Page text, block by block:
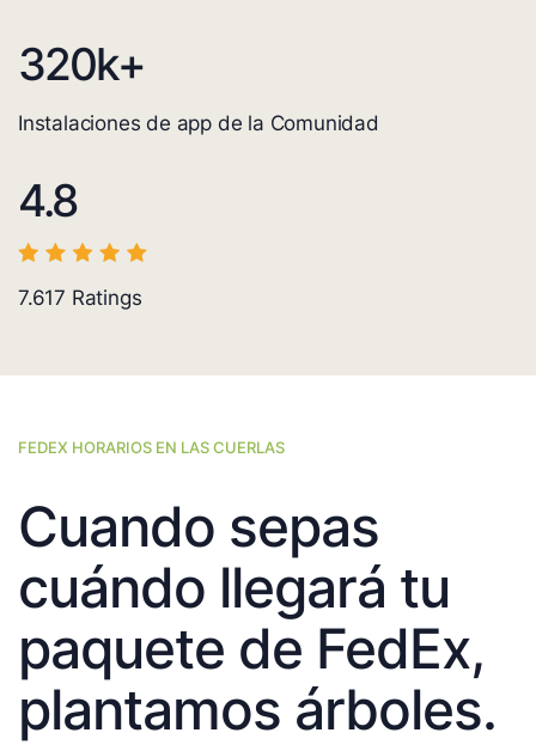
320k+
Instalaciones de app de la Comunidad
4.8
7.617 Ratings
FEDEX HORARIOS EN LAS CUERLAS
Cuando sepas
cuándo llegará tu
paquete de FedEx,
plantamos árboles.